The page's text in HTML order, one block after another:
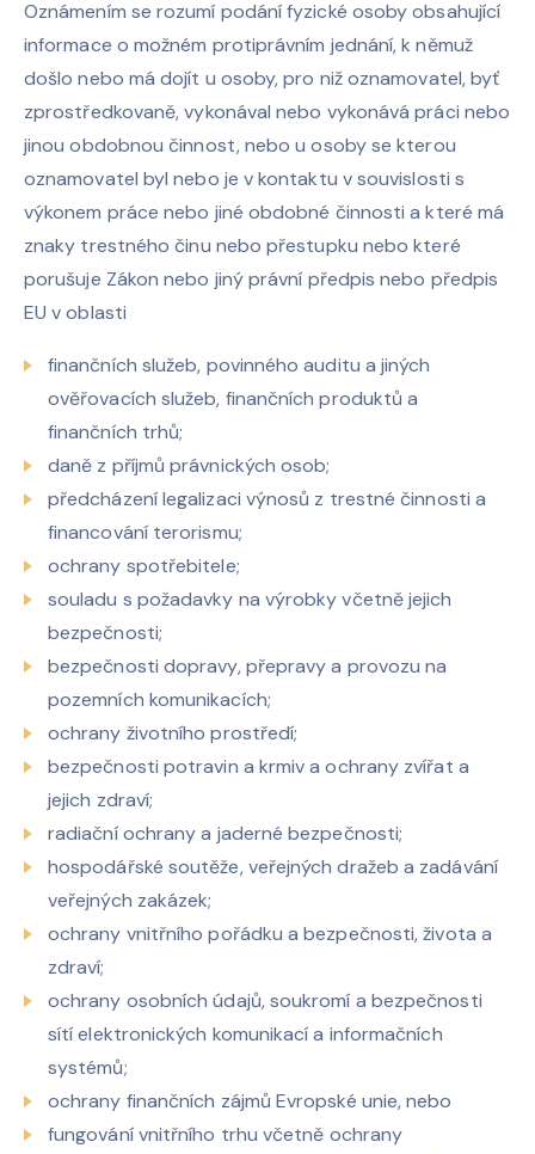
Oznámením se rozumí podání fyzické osoby obsahující
informace o možném protiprávním jednání, k němuž
došlo nebo má dojít u osoby, pro niž oznamovatel, byť
zprostředkovaně, vykonával nebo vykonává práci nebo
jinou obdobnou činnost, nebo u osoby se kterou
oznamovatel byl nebo je v kontaktu v souvislosti s
výkonem práce nebo jiné obdobné činnosti a které má
znaky trestného činu nebo přestupku nebo které
porušuje Zákon nebo jiný právní předpis nebo předpis
EU v oblasti
finančních služeb, povinného auditu a jiných
ověřovacích služeb, finančních produktů a
finančních trhů;
daně z příjmů právnických osob;
předcházení legalizaci výnosů z trestné činnosti a
financování terorismu;
ochrany spotřebitele;
souladu s požadavky na výrobky včetně jejich
bezpečnosti;
bezpečnosti dopravy, přepravy a provozu na
pozemních komunikacích;
ochrany životního prostředí;
bezpečnosti potravin a krmiv a ochrany zvířat a
jejich zdraví;
radiační ochrany a jaderné bezpečnosti;
hospodářské soutěže, veřejných dražeb a zadávání
veřejných zakázek;
ochrany vnitřního pořádku a bezpečnosti, života a
zdraví;
ochrany osobních údajů, soukromí a bezpečnosti
sítí elektronických komunikací a informačních
systémů;
ochrany finančních zájmů Evropské unie, nebo
fungování vnitřního trhu včetně ochrany